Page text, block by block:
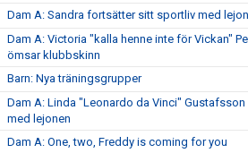
Dam A: Sandra fortsätter sitt sportliv med
Dam A: Victoria "kalla henne inte för Vickan"
ömsar klubbskinn
Barn: Nya träningsgrupper
Dam A: Linda "Leonardo da Vinci" Gustafsson
med lejonen
Dam A: One, two, Freddy is coming for you